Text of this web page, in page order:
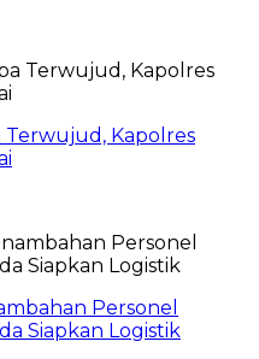
Terwujud, Kapolres
Personel
Siapkan Logistik